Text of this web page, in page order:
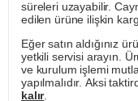
süreleri uzayabilir.
edilen ürüne ilişkin
Eğer satın aldığınız
yetkili servisi arayın.
ve kurulum işlemi
yapılmalıdır. Aksi
kalır.